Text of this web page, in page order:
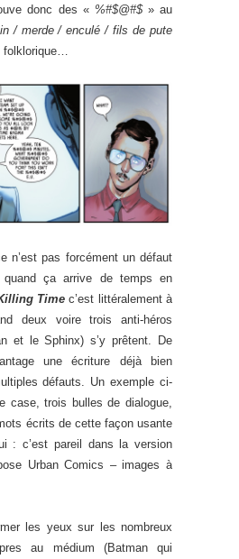
donc des « %#$@#$» au
/ merde / enculé / fils de pute
folklorique…
n’est pas forcément un défaut
ça arrive de temps en
Time c’est littéralement à
deux voire trois anti-héros
et le Sphinx) s’y prêtent. De
une écriture déjà bien
défauts. Un exemple ci-
case, trois bulles de dialogue,
écrits de cette façon usante
: c’est pareil dans la version
Urban Comics – images à
les yeux sur les nombreux
au médium (Batman qui